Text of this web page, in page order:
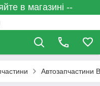
в магазині --
Автозапчастини